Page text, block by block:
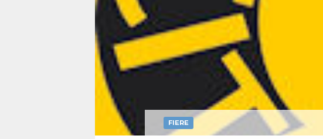
FIERE